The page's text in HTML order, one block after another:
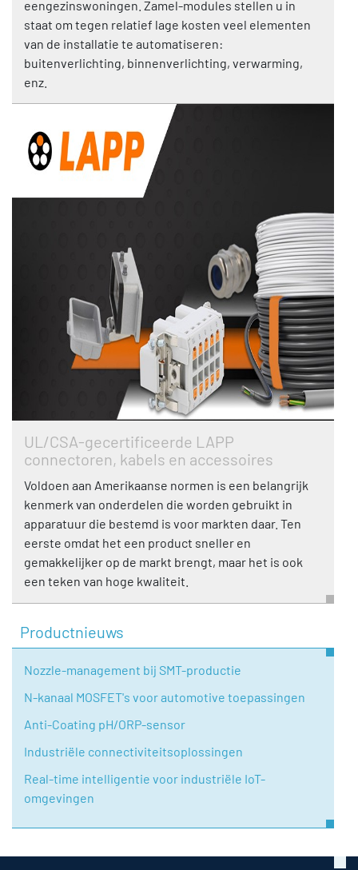
eengezinswoningen. Zamel-modules stellen u in
staat om tegen relatief lage kosten veel elementen
van de installatie te automatiseren:
buitenverlichting, binnenverlichting, verwarming,
enz.
UL/CSA-gecertificeerde LAPP
connectoren, kabels en accessoires
Voldoen aan Amerikaanse normen is een belangrijk
kenmerk van onderdelen die worden gebruikt in
apparatuur die bestemd is voor markten daar. Ten
eerste omdat het een product sneller en
gemakkelijker op de markt brengt, maar het is ook
een teken van hoge kwaliteit.
Productnieuws
Nozzle-management bij SMT-productie
N-kanaal MOSFET's voor automotive toepassingen
Anti-Coating pH/ORP-sensor
Industriële connectiviteitsoplossingen
Real-time intelligentie voor industriële IoT-
omgevingen